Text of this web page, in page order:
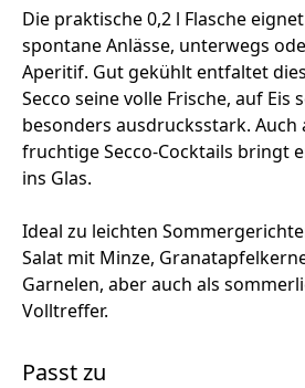
Die praktische 0,2 l Flasche
spontane Anlässe, unterwegs
Aperitif. Gut gekühlt entfaltet
Secco seine volle Frische, auf
besonders ausdrucksstark. Auch
fruchtige Secco-Cocktails bringt
ins Glas.
Ideal zu leichten
Salat mit Minze,
Garnelen, aber auch als
Volltreffer.
Passt zu